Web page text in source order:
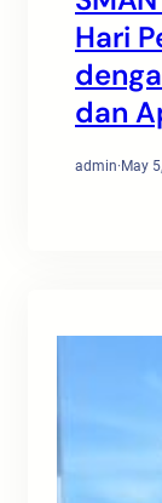
Hari
dan
admin·May